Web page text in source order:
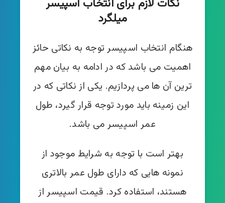
نکات لازم برای انتخاب اسپیسر
میلگرد
هنگام انتخاب اسپیسر توجه به نکاتی حائز
اهمیت می باشد که در ادامه به بیان مهم
ترین آن ها می پردازیم. یکی از نکاتی که در
این زمینه باید مورد توجه قرار گیرد، طول
عمر اسپیسر می باشد.
بهتر است با توجه به شرایط موجود از
نمونه هایی که دارای طول عمر بالاتری
هستند، استفاده کرد. قیمت اسپیسر از